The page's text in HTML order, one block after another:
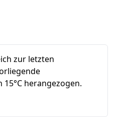
zur letzten
herangezogen.